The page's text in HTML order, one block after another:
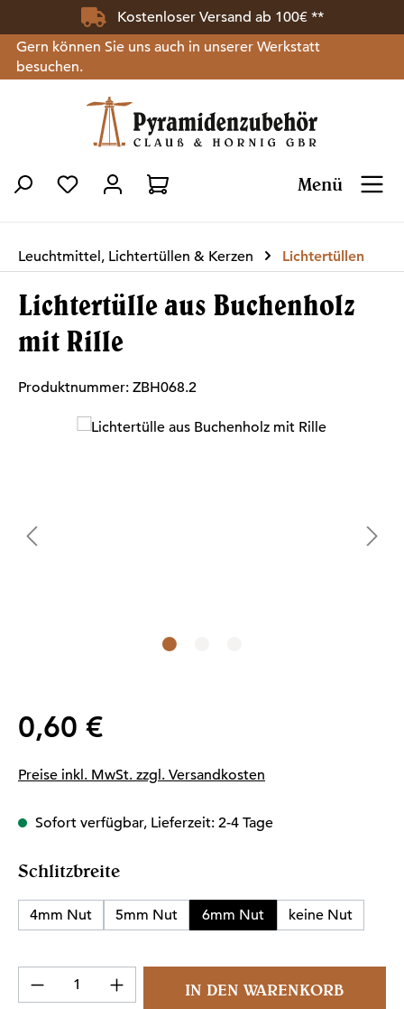
Zum Hauptinhalt springenKostenloser Versand ab 100€ **
Gern können Sie uns auch in unserer Werkstatt
besuchen.
Menü
Du hast 0 Produkte auf dem Merkzettel
Leuchtmittel, Lichtertüllen & Kerzen Lichtertüllen
Lichtertülle aus Buchenholz
mit Rille
Produktnummer: ZBH068.2
Bildergalerie überspringen
Regulärer Preis:
0,60 €
Preise inkl. MwSt. zzgl. Versandkosten
Sofort verfügbar, Lieferzeit: 2-4 Tage
Schlitzbreiteauswählen
4mm Nut 5mm Nut 6mm Nut keine Nut
Produkt Anzahl: Gib den gewünschten
IN DEN WARENKORB